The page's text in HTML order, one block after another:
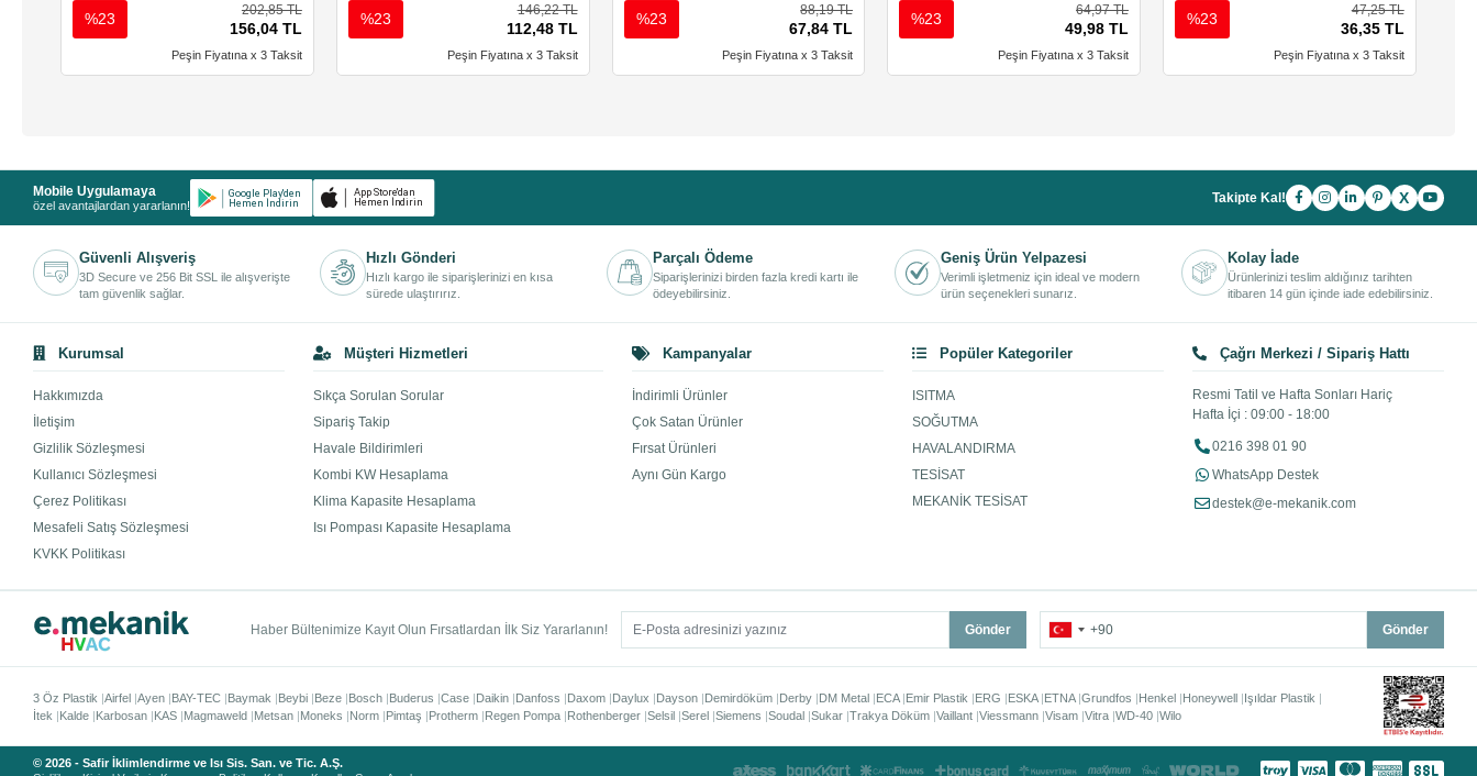
202,85 TL
156,04 TL
%23
Peşin Fiyatına x 3 Taksit
146,22 TL
112,48 TL
%23
Peşin Fiyatına x 3 Taksit
88,19 TL
67,84 TL
%23
Peşin Fiyatına x 3 Taksit
64,97 TL
49,98 TL
%23
Peşin Fiyatına x 3 Taksit
47,25 TL
36,35 TL
%23
Peşin Fiyatına x 3 Taksit
Mobile Uygulamaya
özel avantajlardan yararlanın! Takipte Kal! X
Güvenli Alışveriş
3D Secure ve 256 Bit SSL ile alışverişte
tam güvenlik sağlar.
Hızlı Gönderi
Hızlı kargo ile siparişlerinizi en kısa
sürede ulaştırırız.
Parçalı Ödeme
Siparişlerinizi birden fazla kredi kartı ile
ödeyebilirsiniz.
Geniş Ürün Yelpazesi
Verimli işletmeniz için ideal ve modern
ürün seçenekleri sunarız.
Kolay İade
Ürünlerinizi teslim aldığınız tarihten
itibaren 14 gün içinde iade edebilirsiniz.
Kurumsal
Hakkımızda
İletişim
Gizlilik Sözleşmesi
Kullanıcı Sözleşmesi
Çerez Politikası
Mesafeli Satış Sözleşmesi
KVKK Politikası
Müşteri Hizmetleri
Sıkça Sorulan Sorular
Sipariş Takip
Havale Bildirimleri
Kombi KW Hesaplama
Klima Kapasite Hesaplama
Isı Pompası Kapasite Hesaplama
Kampanyalar
İndirimli Ürünler
Çok Satan Ürünler
Fırsat Ürünleri
Aynı Gün Kargo
Popüler Kategoriler
ISITMA
SOĞUTMA
HAVALANDIRMA
TESİSAT
MEKANİK TESİSAT
Çağrı Merkezi / Sipariş Hattı
Resmi Tatil ve Hafta Sonları Hariç
Hafta İçi : 09:00 - 18:00
0216 398 01 90
WhatsApp Destek
destek@e-mekanik.com
Haber Bültenimize Kayıt Olun Fırsatlardan İlk Siz Yararlanın! Gönder Gönder
3 Öz Plastik Airfel Ayen BAY-TEC Baymak Beybi Beze Bosch Buderus Case Daikin Danfoss Daxom Daylux Dayson Demirdöküm Derby DM Metal ECA Emir Plastik ERG ESKA ETNA Grundfos Henkel Honeywell Işıldar Plastik
İtek
Kalde Karbosan KAS Magmaweld Metsan Moneks Norm Pimtaş Protherm Regen Pompa Rothenberger Selsil Serel Siemens Soudal Sukar Trakya Döküm Vaillant Viessmann Visam Vitra WD-40 Wilo
© 2026 - Safir İklimlendirme ve Isı Sis. San. ve Tic. A.Ş.